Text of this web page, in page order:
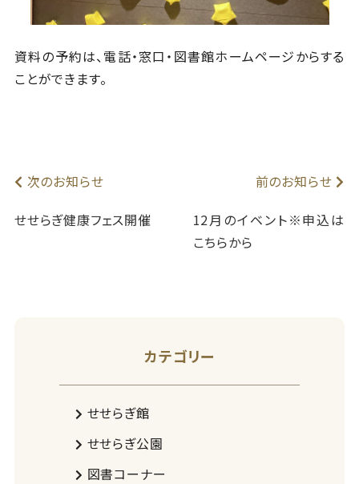
資料の予約は、電話・窓口・図書館ホームページからする
ことができます。
次のお知らせ
せせらぎ健康フェス開催
前のお知らせ
12月のイベント※申込は
こちらから
カテゴリー
せせらぎ館
せせらぎ公園
図書コーナー